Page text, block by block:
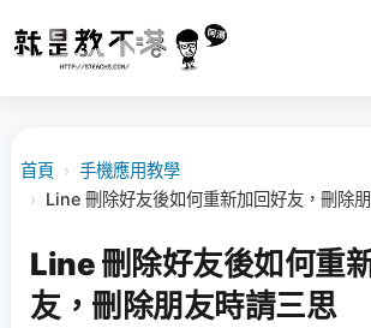
首頁 › 手機應用教學
› Line 刪除好友後如何重新加回好友，刪除
Line 刪除好友後如何重
友，刪除朋友時請三思